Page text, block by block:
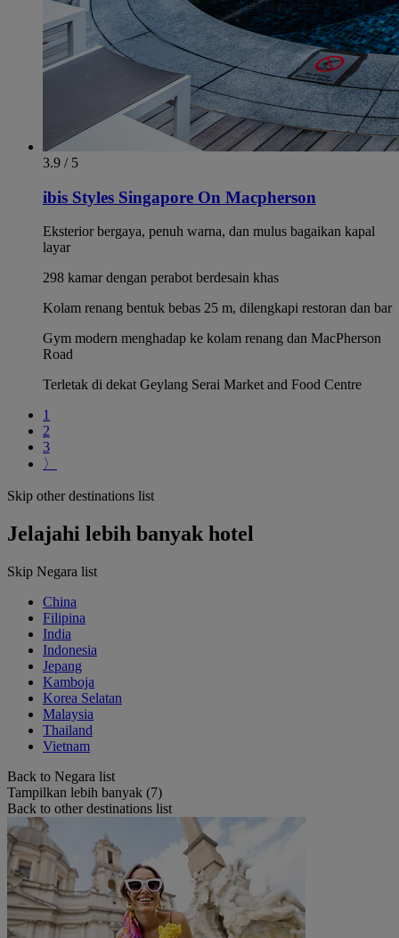
3.9 / 5
ibis Styles Singapore On Macpherson
Eksterior bergaya, penuh warna, dan mulus bagaikan kapal
layar
298 kamar dengan perabot berdesain khas
Kolam renang bentuk bebas 25 m, dilengkapi restoran dan bar
Gym modern menghadap ke kolam renang dan MacPherson
Road
Terletak di dekat Geylang Serai Market and Food Centre
1
2
3
〉
Skip other destinations list
Jelajahi lebih banyak hotel
Skip Negara list
China
Filipina
India
Indonesia
Jepang
Kamboja
Korea Selatan
Malaysia
Thailand
Vietnam
Back to Negara list
Tampilkan lebih banyak (7)
Back to other destinations list